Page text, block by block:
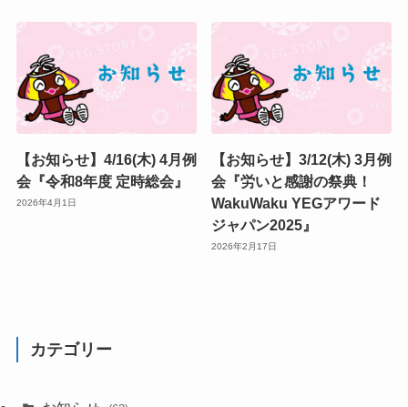
【お知らせ】4/16(木) 4月例
会『令和8年度 定時総会』
2026年4月1日
【お知らせ】3/12(木) 3月例
会『労いと感謝の祭典！
WakuWaku YEGアワード
ジャパン2025』
2026年2月17日
カテゴリー